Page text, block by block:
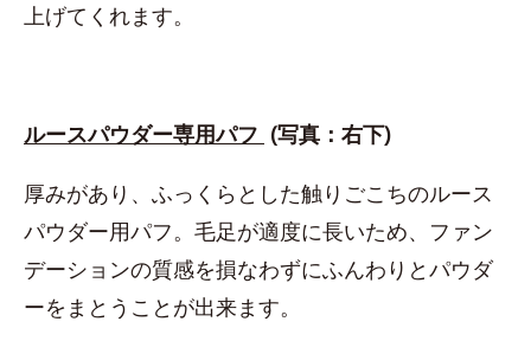
上げてくれます。
ルースパウダー専用パフ (写真：右下)
厚みがあり、ふっくらとした触りごこちのルース
パウダー用パフ。毛足が適度に長いため、ファン
デーションの質感を損なわずにふんわりとパウダ
ーをまとうことが出来ます。